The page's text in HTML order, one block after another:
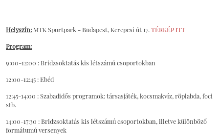
Helyszín: MTK Sportpark - Budapest, Kerepesi út 17. TÉRKÉP ITT
Program:
9:00-12:00 : Bridzsoktatás kis létszámú csoportokban
12:00-12:45 : Ebéd
12:45-14:00 : Szabadidős programok: társasjáték, kocsmakvíz, röplabda, foci
stb.
14:00-17:30 : Bridzsoktatás kis létszámú csoportokban, illetve különböző
formátumú versenyek